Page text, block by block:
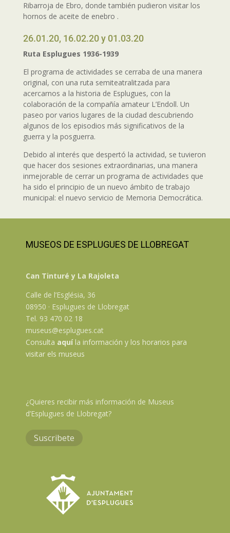
Ribarroja de Ebro, donde también pudieron visitar los
hornos de aceite de enebro .
26.01.20, 16.02.20 y 01.03.20
Ruta Esplugues 1936-1939
El programa de actividades se cerraba de una manera
original, con una ruta semiteatralitzada para
acercarnos a la historia de Esplugues, con la
colaboración de la compañía amateur L’Endoll. Un
paseo por varios lugares de la ciudad descubriendo
algunos de los episodios más significativos de la
guerra y la posguerra.
Debido al interés que despertó la actividad, se tuvieron
que hacer dos sesiones extraordinarias, una manera
inmejorable de cerrar un programa de actividades que
ha sido el principio de un nuevo ámbito de trabajo
municipal: el nuevo servicio de Memoria Democrática.
MUSEOS DE ESPLUGUES DE LLOBREGAT
Can Tinturé y La Rajoleta
Calle de l’Església, 36
08950 · Esplugues de Llobregat
Tel. 93 470 02 18
museus@esplugues.cat
Consulta aquíla información y los horarios para
visitar els museus
¿Quieres recibir más información de Museus
d’Esplugues de Llobregat?
Suscribete